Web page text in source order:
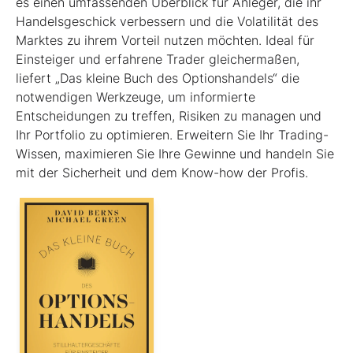
Handelsgeschick verbessern und die Volatilität des
Marktes zu ihrem Vorteil nutzen möchten. Ideal für
Einsteiger und erfahrene Trader gleichermaßen,
liefert „Das kleine Buch des Optionshandels“ die
notwendigen Werkzeuge, um informierte
Entscheidungen zu treffen, Risiken zu managen und
Ihr Portfolio zu optimieren. Erweitern Sie Ihr Trading-
Wissen, maximieren Sie Ihre Gewinne und handeln Sie
mit der Sicherheit und dem Know-how der Profis.